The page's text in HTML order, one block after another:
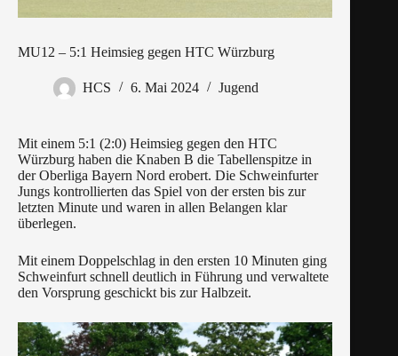
MU12 – 5:1 Heimsieg gegen HTC Würzburg
HCS 6. Mai 2024 Jugend
Mit einem 5:1 (2:0) Heimsieg gegen den HTC
Würzburg haben die Knaben B die Tabellenspitze in
der Oberliga Bayern Nord erobert. Die Schweinfurter
Jungs kontrollierten das Spiel von der ersten bis zur
letzten Minute und waren in allen Belangen klar
überlegen.
Mit einem Doppelschlag in den ersten 10 Minuten ging
Schweinfurt schnell deutlich in Führung und verwaltete
den Vorsprung geschickt bis zur Halbzeit.